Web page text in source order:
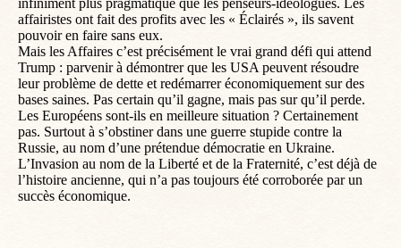
affairistes ont fait des profits avec les « Éclairés », ils savent
pouvoir en faire sans eux.
Mais les Affaires c’est précisément le vrai grand défi qui attend
Trump : parvenir à démontrer que les USA peuvent résoudre
leur problème de dette et redémarrer économiquement sur des
bases saines. Pas certain qu’il gagne, mais pas sur qu’il perde.
Les Européens sont-ils en meilleure situation ? Certainement
pas. Surtout à s’obstiner dans une guerre stupide contre la
Russie, au nom d’une prétendue démocratie en Ukraine.
L’Invasion au nom de la Liberté et de la Fraternité, c’est déjà de
l’histoire ancienne, qui n’a pas toujours été corroborée par un
succès économique.